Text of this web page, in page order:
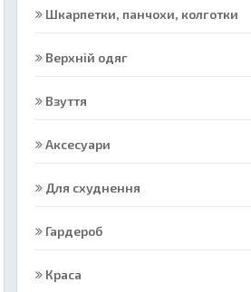
Шкарпетки, панчохи, колготки
Верхній одяг
Взуття
Аксесуари
Для схуднення
Гардероб
Краса